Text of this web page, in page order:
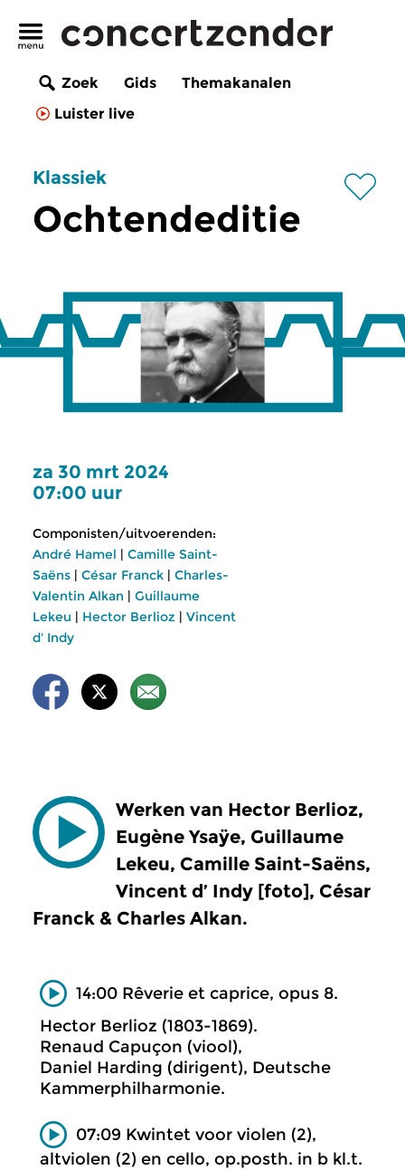
Zoek Gids
Themakanalen
Luister live
Klassiek
Ochtendeditie
za 30 mrt 2024
07:00 uur
Componisten/uitvoerenden:
André Hamel | Camille Saint-
Saëns | César Franck | Charles-
Valentin Alkan | Guillaume
Lekeu | Hector Berlioz | Vincent
d' Indy
Werken van Hector Berlioz,
Eugène Ysaÿe, Guillaume
Lekeu, Camille Saint-Saëns,
Vincent d’ Indy [foto], César
Franck & Charles Alkan.
14:00 Rêverie et caprice, opus 8.
Hector Berlioz (1803-1869).
Renaud Capuçon (viool),
Daniel Harding (dirigent), Deutsche
Kammerphilharmonie.
07:09 Kwintet voor violen (2),
altviolen (2) en cello, op.posth. in b kl.t.